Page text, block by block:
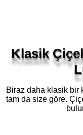
Klasik
Biraz daha klasik bir
tam da size göre.